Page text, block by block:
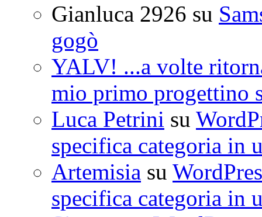
Gianluca 2926 su
gogò
YALV! ...a volte
mio primo progettino
Luca Petrini su
specifica categoria in
Artemisia su
specifica categoria in